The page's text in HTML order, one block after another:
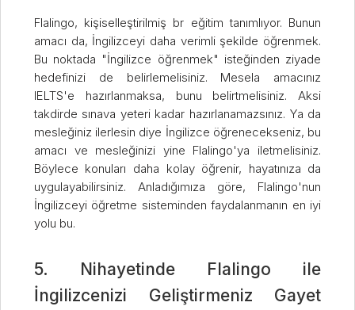
Flalingo, kişiselleştirilmiş br eğitim tanımlıyor. Bunun
amacı da, İngilizceyi daha verimli şekilde öğrenmek.
Bu noktada "İngilizce öğrenmek" isteğinden ziyade
hedefinizi de belirlemelisiniz. Mesela amacınız
IELTS'e hazırlanmaksa, bunu belirtmelisiniz. Aksi
takdirde sınava yeteri kadar hazırlanamazsınız. Ya da
mesleğiniz ilerlesin diye İngilizce öğrenecekseniz, bu
amacı ve mesleğinizi yine Flalingo'ya iletmelisiniz.
Böylece konuları daha kolay öğrenir, hayatınıza da
uygulayabilirsiniz. Anladığımıza göre, Flalingo'nun
İngilizceyi öğretme sisteminden faydalanmanın en iyi
yolu bu.
5. Nihayetinde Flalingo ile
İngilizcenizi Geliştirmeniz Gayet